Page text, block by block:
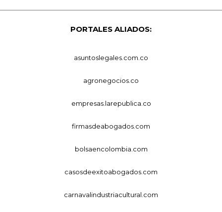
PORTALES ALIADOS:
asuntoslegales.com.co
agronegocios.co
empresas.larepublica.co
firmasdeabogados.com
bolsaencolombia.com
casosdeexitoabogados.com
carnavalindustriacultural.com